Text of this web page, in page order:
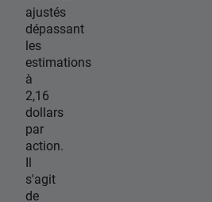
ajustés
dépassant
les
estimations
à
2,16
dollars
par
action.
Il
s'agit
de